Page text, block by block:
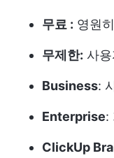
무료 : 영원히
무제한: 사
Business:
Enterprise:
ClickUp